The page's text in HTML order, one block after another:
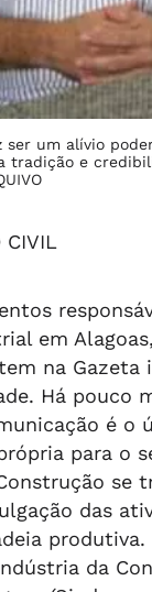
ser um alívio
tradição e
CIVIL
em
na Gazeta
Há pouco
é o
para o
se
das
produtiva.
da